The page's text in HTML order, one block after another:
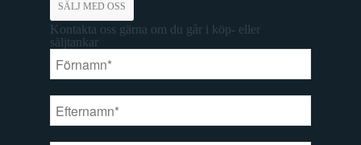
SÄLJ MED OSS
Kontakta oss gärna om du går i köp- eller
säljtankar